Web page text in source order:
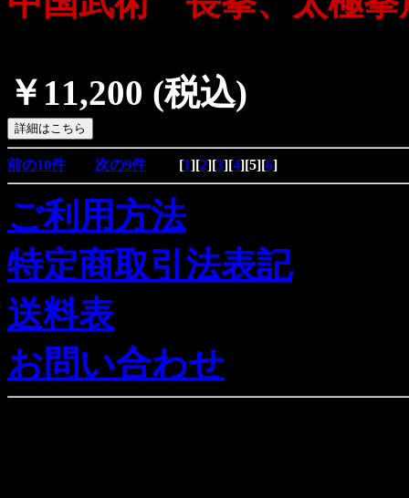
￥11,200 (税込)
前の10件 次の9件[1][2][3][4][5][6]
ご利用方法
特定商取引法表記
送料表
お問い合わせ